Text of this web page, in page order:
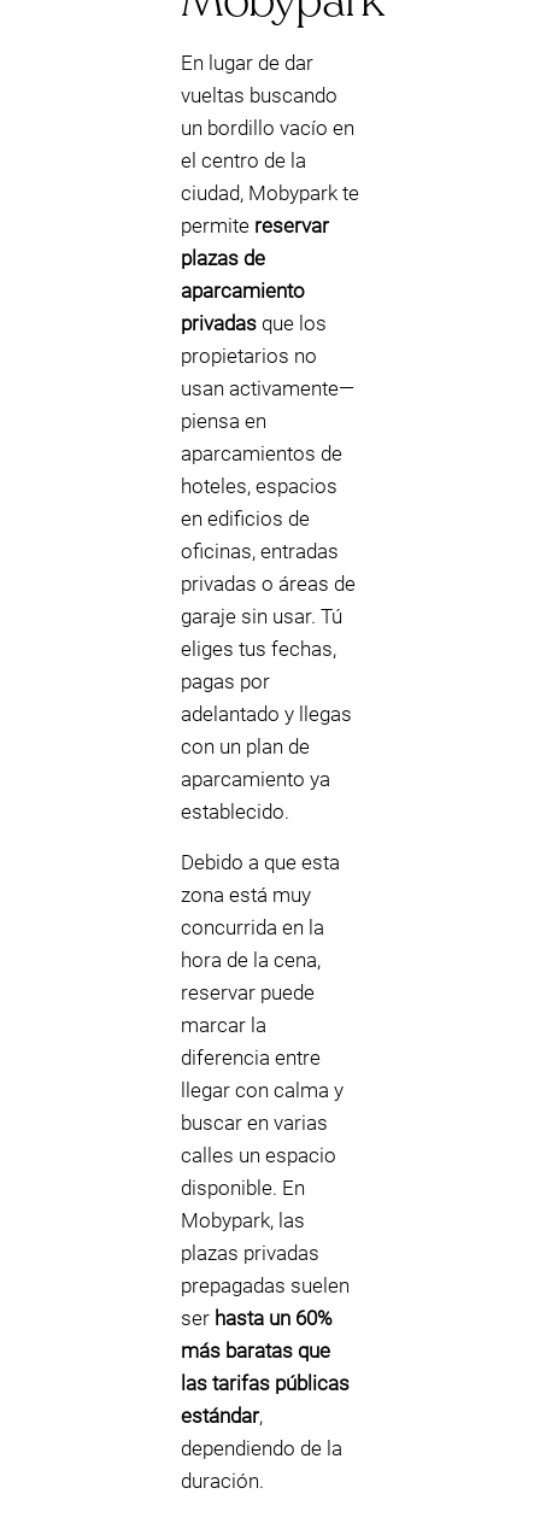
En lugar de dar
vueltas buscando
un bordillo vacío en
el centro de la
ciudad, Mobypark te
permite reservar
plazas de
aparcamiento
privadas que los
propietarios no
usan activamente—
piensa en
aparcamientos de
hoteles, espacios
en edificios de
oficinas, entradas
privadas o áreas de
garaje sin usar. Tú
eliges tus fechas,
pagas por
adelantado y llegas
con un plan de
aparcamiento ya
establecido.
Debido a que esta
zona está muy
concurrida en la
hora de la cena,
reservar puede
marcar la
diferencia entre
llegar con calma y
buscar en varias
calles un espacio
disponible. En
Mobypark, las
plazas privadas
prepagadas suelen
ser hasta un 60%
más baratas que
las tarifas públicas
estándar,
dependiendo de la
duración.